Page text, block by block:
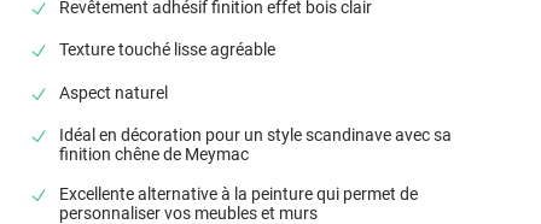
Revêtement adhésif finition effet bois clair
Texture touché lisse agréable
Aspect naturel
Idéal en décoration pour un style scandinave avec sa
finition chêne de Meymac
Excellente alternative à la peinture qui permet de
personnaliser vos meubles et murs